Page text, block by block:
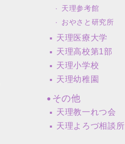
天理参考館
おやさと研究所
天理医療大学
天理高校第1部
天理小学校
天理幼稚園
その他
天理教一れつ会
天理よろづ相談所